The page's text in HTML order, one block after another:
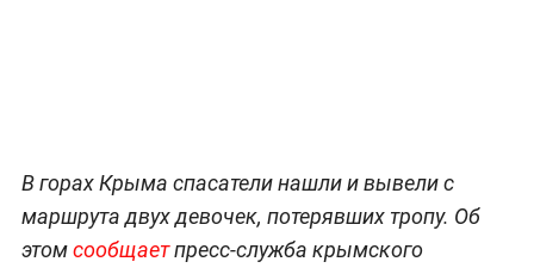
В горах Крыма спасатели нашли и вывели с
маршрута двух девочек, потерявших тропу. Об
этомсообщаетпресс-служба крымского